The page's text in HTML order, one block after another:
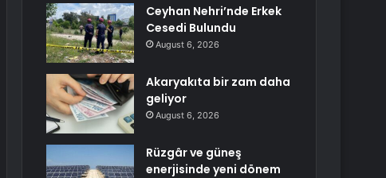
Ceyhan Nehri’nde Erkek
Cesedi Bulundu
August 6, 2026
Akaryakıta bir zam daha
geliyor
August 6, 2026
Rüzgâr ve güneş
enerjisinde yeni dönem